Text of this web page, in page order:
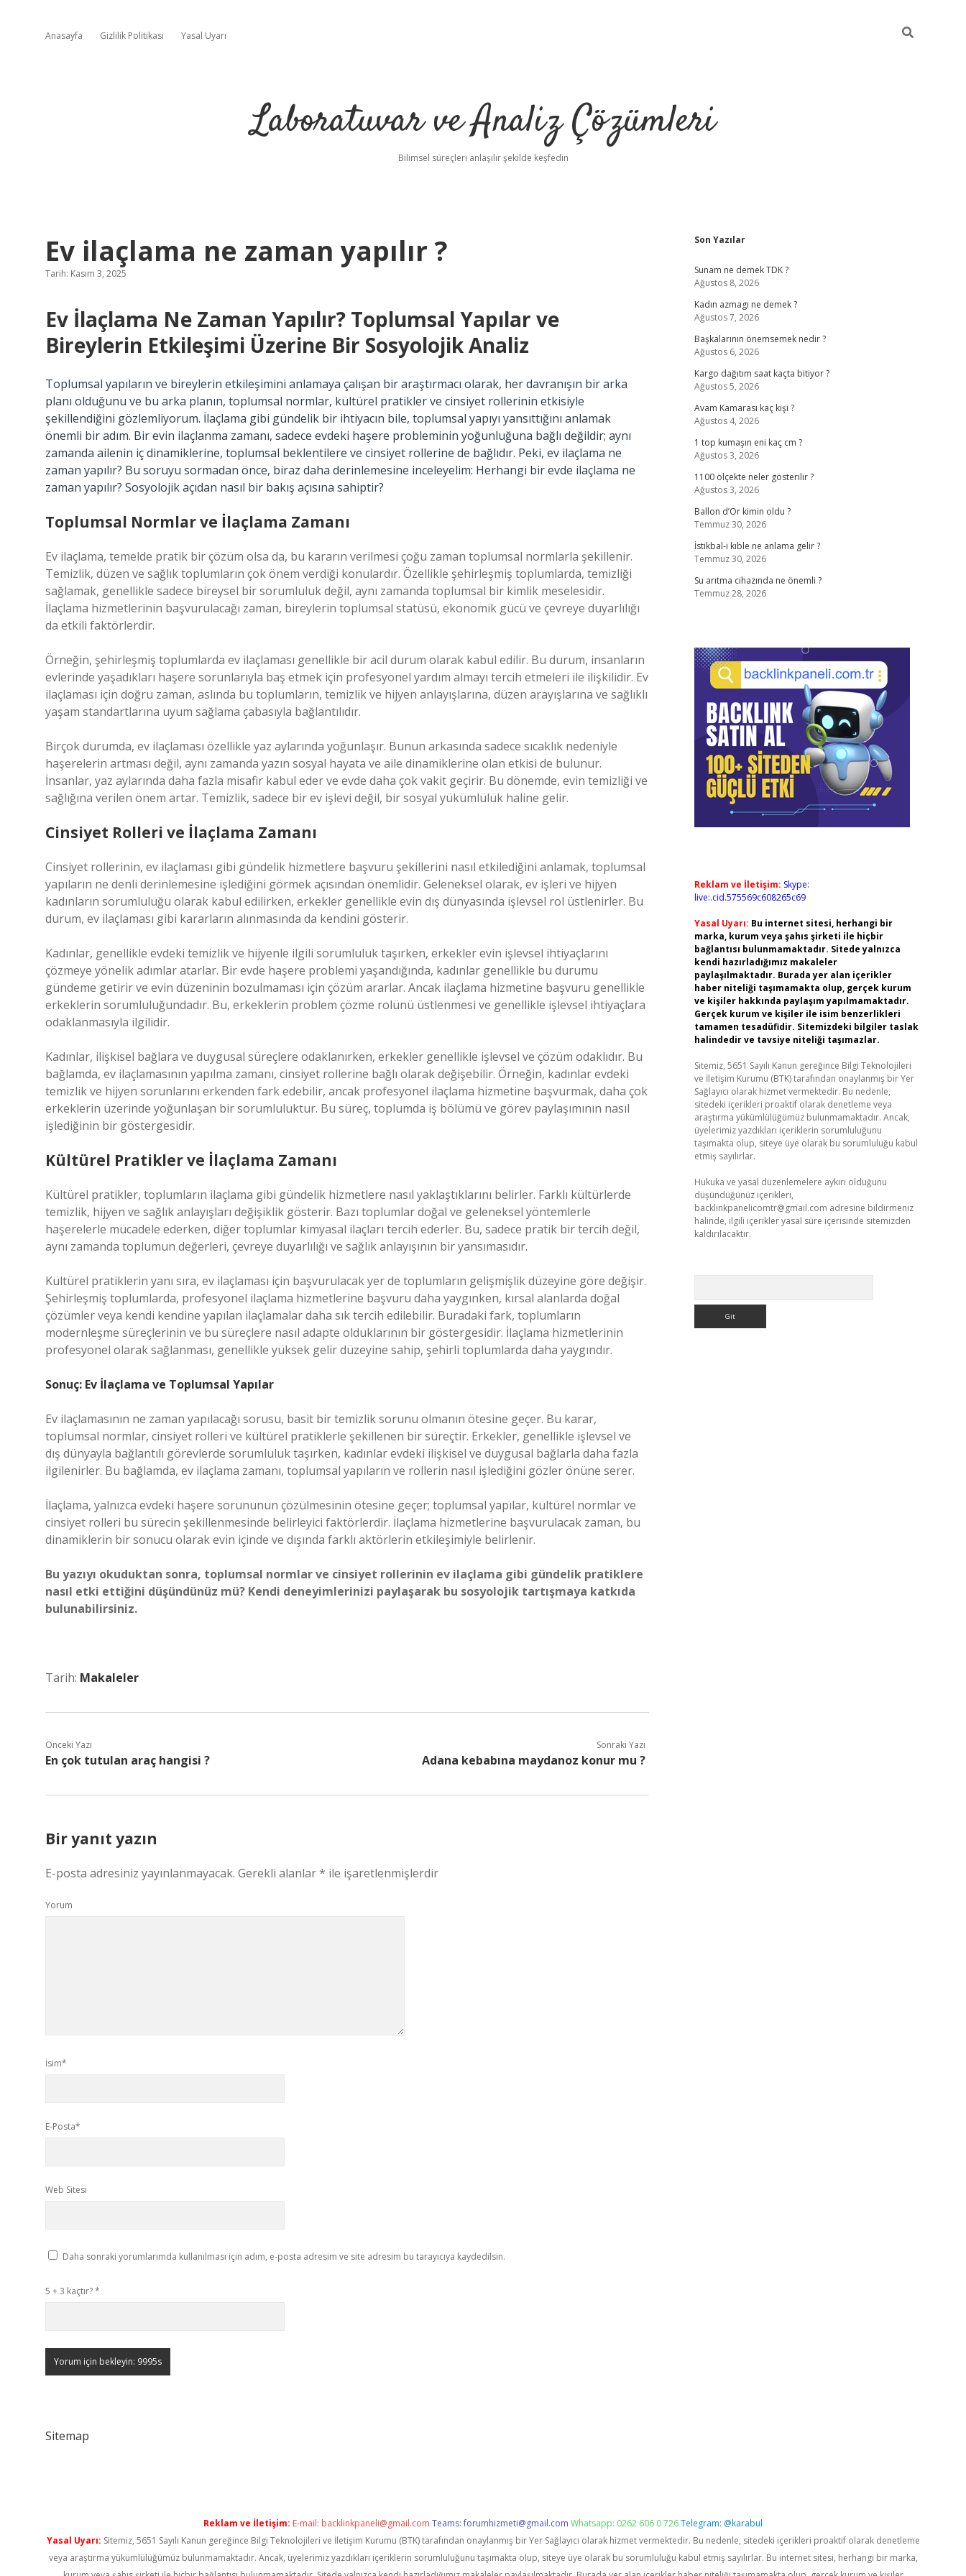
Anasayfa Gizlilik Politikası Yasal Uyarı
Laboratuvar ve Analiz Çözümleri
Bilimsel süreçleri anlaşılır şekilde keşfedin
Ev ilaçlama ne zaman yapılır ?
Tarih: Kasım 3, 2025
Ev İlaçlama Ne Zaman Yapılır? Toplumsal Yapılar ve
Bireylerin Etkileşimi Üzerine Bir Sosyolojik Analiz
Toplumsal yapıların ve bireylerin etkileşimini anlamaya çalışan bir araştırmacı olarak, her davranışın bir arka
planı olduğunu ve bu arka planın, toplumsal normlar, kültürel pratikler ve cinsiyet rollerinin etkisiyle
şekillendiğini gözlemliyorum. İlaçlama gibi gündelik bir ihtiyacın bile, toplumsal yapıyı yansıttığını anlamak
önemli bir adım. Bir evin ilaçlanma zamanı, sadece evdeki haşere probleminin yoğunluğuna bağlı değildir; aynı
zamanda ailenin iç dinamiklerine, toplumsal beklentilere ve cinsiyet rollerine de bağlıdır. Peki, ev ilaçlama ne
zaman yapılır? Bu soruyu sormadan önce, biraz daha derinlemesine inceleyelim: Herhangi bir evde ilaçlama ne
zaman yapılır? Sosyolojik açıdan nasıl bir bakış açısına sahiptir?
Toplumsal Normlar ve İlaçlama Zamanı
Ev ilaçlama, temelde pratik bir çözüm olsa da, bu kararın verilmesi çoğu zaman toplumsal normlarla şekillenir.
Temizlik, düzen ve sağlık toplumların çok önem verdiği konulardır. Özellikle şehirleşmiş toplumlarda, temizliği
sağlamak, genellikle sadece bireysel bir sorumluluk değil, aynı zamanda toplumsal bir kimlik meselesidir.
İlaçlama hizmetlerinin başvurulacağı zaman, bireylerin toplumsal statüsü, ekonomik gücü ve çevreye duyarlılığı
da etkili faktörlerdir.
Örneğin, şehirleşmiş toplumlarda ev ilaçlaması genellikle bir acil durum olarak kabul edilir. Bu durum, insanların
evlerinde yaşadıkları haşere sorunlarıyla baş etmek için profesyonel yardım almayı tercih etmeleri ile ilişkilidir. Ev
ilaçlaması için doğru zaman, aslında bu toplumların, temizlik ve hijyen anlayışlarına, düzen arayışlarına ve sağlıklı
yaşam standartlarına uyum sağlama çabasıyla bağlantılıdır.
Birçok durumda, ev ilaçlaması özellikle yaz aylarında yoğunlaşır. Bunun arkasında sadece sıcaklık nedeniyle
haşerelerin artması değil, aynı zamanda yazın sosyal hayata ve aile dinamiklerine olan etkisi de bulunur.
İnsanlar, yaz aylarında daha fazla misafir kabul eder ve evde daha çok vakit geçirir. Bu dönemde, evin temizliği ve
sağlığına verilen önem artar. Temizlik, sadece bir ev işlevi değil, bir sosyal yükümlülük haline gelir.
Cinsiyet Rolleri ve İlaçlama Zamanı
Cinsiyet rollerinin, ev ilaçlaması gibi gündelik hizmetlere başvuru şekillerini nasıl etkilediğini anlamak, toplumsal
yapıların ne denli derinlemesine işlediğini görmek açısından önemlidir. Geleneksel olarak, ev işleri ve hijyen
kadınların sorumluluğu olarak kabul edilirken, erkekler genellikle evin dış dünyasında işlevsel rol üstlenirler. Bu
durum, ev ilaçlaması gibi kararların alınmasında da kendini gösterir.
Kadınlar, genellikle evdeki temizlik ve hijyenle ilgili sorumluluk taşırken, erkekler evin işlevsel ihtiyaçlarını
çözmeye yönelik adımlar atarlar. Bir evde haşere problemi yaşandığında, kadınlar genellikle bu durumu
gündeme getirir ve evin düzeninin bozulmaması için çözüm ararlar. Ancak ilaçlama hizmetine başvuru genellikle
erkeklerin sorumluluğundadır. Bu, erkeklerin problem çözme rolünü üstlenmesi ve genellikle işlevsel ihtiyaçlara
odaklanmasıyla ilgilidir.
Kadınlar, ilişkisel bağlara ve duygusal süreçlere odaklanırken, erkekler genellikle işlevsel ve çözüm odaklıdır. Bu
bağlamda, ev ilaçlamasının yapılma zamanı, cinsiyet rollerine bağlı olarak değişebilir. Örneğin, kadınlar evdeki
temizlik ve hijyen sorunlarını erkenden fark edebilir, ancak profesyonel ilaçlama hizmetine başvurmak, daha çok
erkeklerin üzerinde yoğunlaşan bir sorumluluktur. Bu süreç, toplumda iş bölümü ve görev paylaşımının nasıl
işlediğinin bir göstergesidir.
Kültürel Pratikler ve İlaçlama Zamanı
Kültürel pratikler, toplumların ilaçlama gibi gündelik hizmetlere nasıl yaklaştıklarını belirler. Farklı kültürlerde
temizlik, hijyen ve sağlık anlayışları değişiklik gösterir. Bazı toplumlar doğal ve geleneksel yöntemlerle
haşerelerle mücadele ederken, diğer toplumlar kimyasal ilaçları tercih ederler. Bu, sadece pratik bir tercih değil,
aynı zamanda toplumun değerleri, çevreye duyarlılığı ve sağlık anlayışının bir yansımasıdır.
Kültürel pratiklerin yanı sıra, ev ilaçlaması için başvurulacak yer de toplumların gelişmişlik düzeyine göre değişir.
Şehirleşmiş toplumlarda, profesyonel ilaçlama hizmetlerine başvuru daha yaygınken, kırsal alanlarda doğal
çözümler veya kendi kendine yapılan ilaçlamalar daha sık tercih edilebilir. Buradaki fark, toplumların
modernleşme süreçlerinin ve bu süreçlere nasıl adapte olduklarının bir göstergesidir. İlaçlama hizmetlerinin
profesyonel olarak sağlanması, genellikle yüksek gelir düzeyine sahip, şehirli toplumlarda daha yaygındır.
Sonuç: Ev İlaçlama ve Toplumsal Yapılar
Ev ilaçlamasının ne zaman yapılacağı sorusu, basit bir temizlik sorunu olmanın ötesine geçer. Bu karar,
toplumsal normlar, cinsiyet rolleri ve kültürel pratiklerle şekillenen bir süreçtir. Erkekler, genellikle işlevsel ve
dış dünyayla bağlantılı görevlerde sorumluluk taşırken, kadınlar evdeki ilişkisel ve duygusal bağlarla daha fazla
ilgilenirler. Bu bağlamda, ev ilaçlama zamanı, toplumsal yapıların ve rollerin nasıl işlediğini gözler önüne serer.
İlaçlama, yalnızca evdeki haşere sorununun çözülmesinin ötesine geçer; toplumsal yapılar, kültürel normlar ve
cinsiyet rolleri bu sürecin şekillenmesinde belirleyici faktörlerdir. İlaçlama hizmetlerine başvurulacak zaman, bu
dinamiklerin bir sonucu olarak evin içinde ve dışında farklı aktörlerin etkileşimiyle belirlenir.
Bu yazıyı okuduktan sonra, toplumsal normlar ve cinsiyet rollerinin ev ilaçlama gibi gündelik pratiklere
nasıl etki ettiğini düşündünüz mü? Kendi deneyimlerinizi paylaşarak bu sosyolojik tartışmaya katkıda
bulunabilirsiniz.
Tarih: Makaleler
Önceki Yazı
En çok tutulan araç hangisi ?
Sonraki Yazı
Adana kebabına maydanoz konur mu ?
Bir yanıt yazın
E-posta adresiniz yayınlanmayacak. Gerekli alanlar* ile işaretlenmişlerdir
Yorum
İsim*
E-Posta*
Web Sitesi
Daha sonraki yorumlarımda kullanılması için adım, e-posta adresim ve site adresim bu tarayıcıya kaydedilsin.
5 + 3 kaçtır?*
Sitemap
Sidebar
Son Yazılar
Sunam ne demek TDK ?
Ağustos 8, 2026
Kadın azmagı ne demek ?
Ağustos 7, 2026
Başkalarının önemsemek nedir ?
Ağustos 6, 2026
Kargo dağıtım saat kaçta bitiyor ?
Ağustos 5, 2026
Avam Kamarası kaç kişi ?
Ağustos 4, 2026
1 top kumaşın eni kaç cm ?
Ağustos 3, 2026
1100 ölçekte neler gösterilir ?
Ağustos 3, 2026
Ballon d’Or kimin oldu ?
Temmuz 30, 2026
İstikbal-i kıble ne anlama gelir ?
Temmuz 30, 2026
Su arıtma cihazında ne önemli ?
Temmuz 28, 2026
Reklam ve İletişim: Skype:
live:.cid.575569c608265c69
Yasal Uyarı: Bu internet sitesi, herhangi bir
marka, kurum veya şahıs şirketi ile hiçbir
bağlantısı bulunmamaktadır. Sitede yalnızca
kendi hazırladığımız makaleler
paylaşılmaktadır. Burada yer alan içerikler
haber niteliği taşımamakta olup, gerçek kurum
ve kişiler hakkında paylaşım yapılmamaktadır.
Gerçek kurum ve kişiler ile isim benzerlikleri
tamamen tesadüfidir. Sitemizdeki bilgiler taslak
halindedir ve tavsiye niteliği taşımazlar.
Sitemiz, 5651 Sayılı Kanun gereğince Bilgi Teknolojileri
ve İletişim Kurumu (BTK) tarafından onaylanmış bir Yer
Sağlayıcı olarak hizmet vermektedir. Bu nedenle,
sitedeki içerikleri proaktif olarak denetleme veya
araştırma yükümlülüğümüz bulunmamaktadır. Ancak,
üyelerimiz yazdıkları içeriklerin sorumluluğunu
taşımakta olup, siteye üye olarak bu sorumluluğu kabul
etmiş sayılırlar.
Hukuka ve yasal düzenlemelere aykırı olduğunu
düşündüğünüz içerikleri,
backlinkpanelicomtr@gmail.com adresine bildirmeniz
halinde, ilgili içerikler yasal süre içerisinde sitemizden
kaldırılacaktır.
Reklam ve İletişim: E-mail: backlinkpaneli@gmail.com Teams:forumhizmeti@gmail.com Whatsapp: 0262 606 0 726Telegram: @karabul
Yasal Uyarı: Sitemiz, 5651 Sayılı Kanun gereğince Bilgi Teknolojileri ve İletişim Kurumu (BTK) tarafından onaylanmış bir Yer Sağlayıcı olarak hizmet vermektedir. Bu nedenle, sitedeki içerikleri proaktif olarak denetleme
veya araştırma yükümlülüğümüz bulunmamaktadır. Ancak, üyelerimiz yazdıkları içeriklerin sorumluluğunu taşımakta olup, siteye üye olarak bu sorumluluğu kabul etmiş sayılırlar. Bu internet sitesi, herhangi bir marka,